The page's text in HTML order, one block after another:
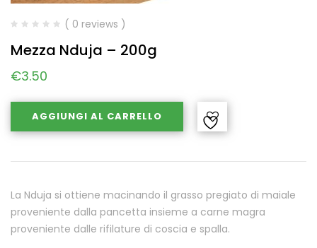
( 0 reviews )
Mezza Nduja – 200g
€3.50
AGGIUNGI AL CARRELLO
La Nduja si ottiene macinando il grasso pregiato di maiale
proveniente dalla pancetta insieme a carne magra
proveniente dalle rifilature di coscia e spalla.